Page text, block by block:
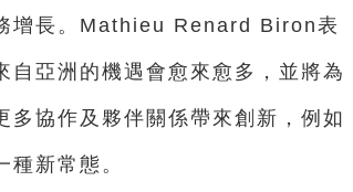
增長。Mathieu Renard Biron表
亞洲的機遇會愈來愈多，並將為
多協作及夥伴關係帶來創新，例如
新常態。